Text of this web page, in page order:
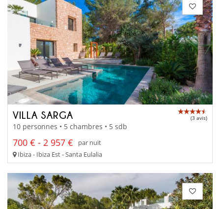
VILLA SARGA (3 avis)
10 personnes • 5 chambres • 5 sdb
700 € - 2 957 €
par nuit
Ibiza - Ibiza Est - Santa Eulalia